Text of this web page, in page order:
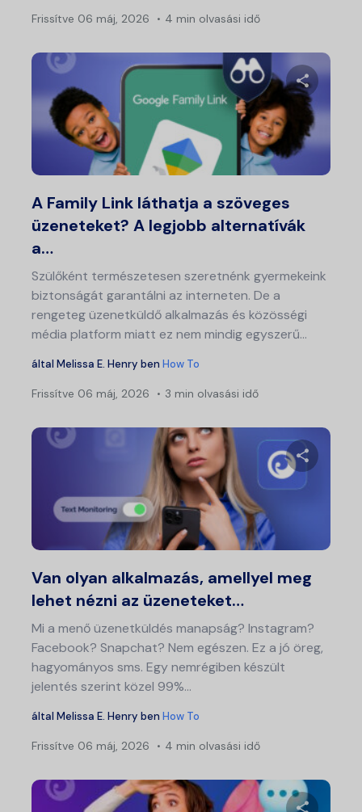
Frissítve 06 máj, 2026 4 min olvasási idő
Ossza
A Family Link láthatja a szöveges
üzeneteket? A legjobb alternatívák
a…
Szülőként természetesen szeretnénk gyermekeink
biztonságát garantálni az interneten. De a
rengeteg üzenetküldő alkalmazás és közösségi
média platform miatt ez nem mindig egyszerű...
által Melissa E. Henry ben How To
Frissítve 06 máj, 2026 3 min olvasási idő
Ossza
Van olyan alkalmazás, amellyel meg
lehet nézni az üzeneteket…
Mi a menő üzenetküldés manapság? Instagram?
Facebook? Snapchat? Nem egészen. Ez a jó öreg,
hagyományos sms. Egy nemrégiben készült
jelentés szerint közel 99%...
által Melissa E. Henry ben How To
Frissítve 06 máj, 2026 4 min olvasási idő